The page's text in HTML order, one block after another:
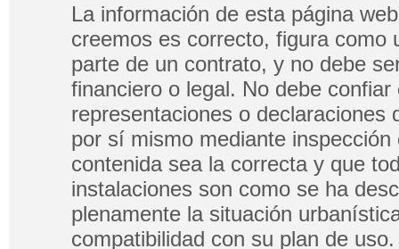
La información de esta página
creemos es correcto, figura como
parte de un contrato, y no debe
financiero o legal. No debe
representaciones o
por sí mismo mediante
contenida sea la correcta y que
instalaciones son como se ha
plenamente la situación
compatibilidad con su plan de